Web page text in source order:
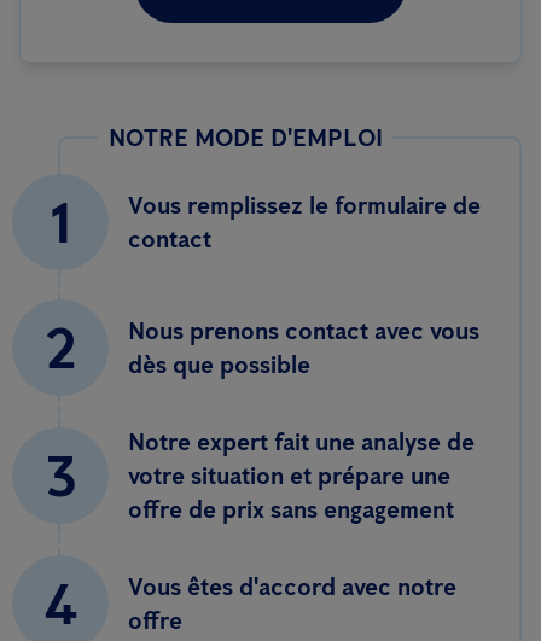
NOTRE MODE D'EMPLOI
1
Vous remplissez le formulaire de
contact
2
Nous prenons contact avec vous
dès que possible
3
Notre expert fait une analyse de
votre situation et prépare une
offre de prix sans engagement
4
Vous êtes d'accord avec notre
offre